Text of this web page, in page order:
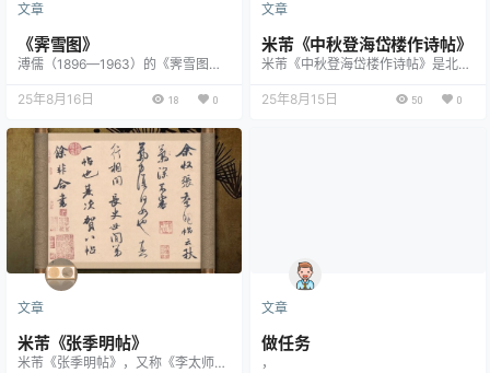
文章
《霁雪图》
溥儒（1896—1963）的《霁雪图》
的传统功力与文人意趣。此作承袭北
南宋马远、夏圭的边角构图，以细腻
的笔法描绘雪霁初晴、寒林萧瑟之
景。画面中山石嶙峋，枯木寒枝，屋
舍隐现，墨色清冷而层次丰富，留白
处似积雪未消，意境空灵孤寂，暗含
遗民情怀。 该画约创作于20世纪4
0至50年代，溥儒寓居台…
25年8月16日 18 0
文章
米芾《中秋登海岱楼作诗帖》
米芾《中秋登海岱楼作诗帖》是北宋
代表作之一，创作于其晚年。此帖内
25年8月15日 50 0
文章
米芾《张季明帖》
米芾《张季明帖》，又称《李太师
文章
做任务
，